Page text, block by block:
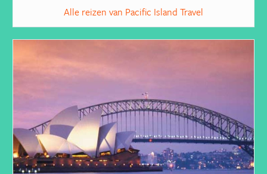
Alle reizen van Pacific Island Travel